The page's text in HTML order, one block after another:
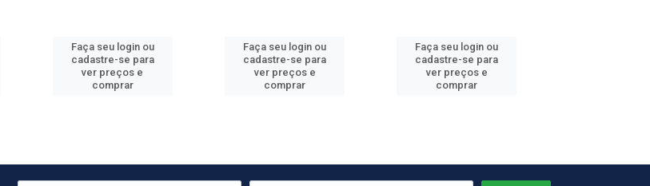
Faça seu login ou
cadastre-se para
ver preços e
comprar
Faça seu login ou
cadastre-se para
ver preços e
comprar
Faça seu login ou
cadastre-se para
ver preços e
comprar